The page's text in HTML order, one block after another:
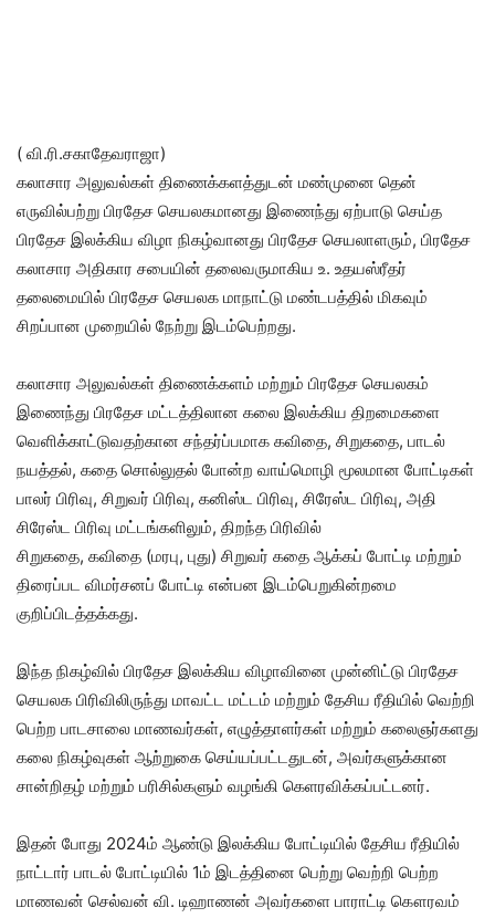
( வி.ரி.சகாதேவராஜா)
கலாசார அலுவல்கள் திணைக்களத்துடன் மண்முனை தென்
எருவில்பற்று பிரதேச செயலகமானது இணைந்து ஏற்பாடு செய்த
பிரதேச இலக்கிய விழா நிகழ்வானது பிரதேச செயலாளரும், பிரதேச
கலாசார அதிகார சபையின் தலைவருமாகிய உ. உதயஸ்ரீதர்
தலைமையில் பிரதேச செயலக மாநாட்டு மண்டபத்தில் மிகவும்
சிறப்பான முறையில் நேற்று இடம்பெற்றது.
கலாசார அலுவல்கள் திணைக்களம் மற்றும் பிரதேச செயலகம்
இணைந்து பிரதேச மட்டத்திலான கலை இலக்கிய திறமைகளை
வெளிக்காட்டுவதற்கான சந்தர்ப்பமாக கவிதை, சிறுகதை, பாடல்
நயத்தல், கதை சொல்லுதல் போன்ற வாய்மொழி மூலமான போட்டிகள்
பாலர் பிரிவு, சிறுவர் பிரிவு, கனிஸ்ட பிரிவு, சிரேஸ்ட பிரிவு, அதி
சிரேஸ்ட பிரிவு மட்டங்களிலும், திறந்த பிரிவில்
சிறுகதை, கவிதை (மரபு, புது) சிறுவர் கதை ஆக்கப் போட்டி மற்றும்
திரைப்பட விமர்சனப் போட்டி என்பன இடம்பெறுகின்றமை
குறிப்பிடத்தக்கது.
இந்த நிகழ்வில் பிரதேச இலக்கிய விழாவினை முன்னிட்டு பிரதேச
செயலக பிரிவிலிருந்து மாவட்ட மட்டம் மற்றும் தேசிய ரீதியில் வெற்றி
பெற்ற பாடசாலை மாணவர்கள், எழுத்தாளர்கள் மற்றும் கலைஞர்களது
கலை நிகழ்வுகள் ஆற்றுகை செய்யப்பட்டதுடன், அவர்களுக்கான
சான்றிதழ் மற்றும் பரிசில்களும் வழங்கி கெளரவிக்கப்பட்டனர்.
இதன் போது 2024ம் ஆண்டு இலக்கிய போட்டியில் தேசிய ரீதியில்
நாட்டார் பாடல் போட்டியில் 1ம் இடத்தினை பெற்று வெற்றி பெற்ற
மாணவன் செல்வன் வி. டிஹாணன் அவர்களை பாராட்டி கௌரவம்